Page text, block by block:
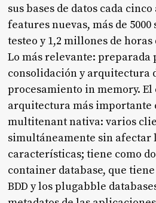
sus bases de datos cada
features nuevas, más de
testeo y 1,2 millones de horas
Lo más relevante: preparada
consolidación y arquitectura
procesamiento in memory. El
arquitectura más importante
multitenant nativa: varios
simultáneamente sin afectar
características; tiene como
container database, que
BDD y los plugabble